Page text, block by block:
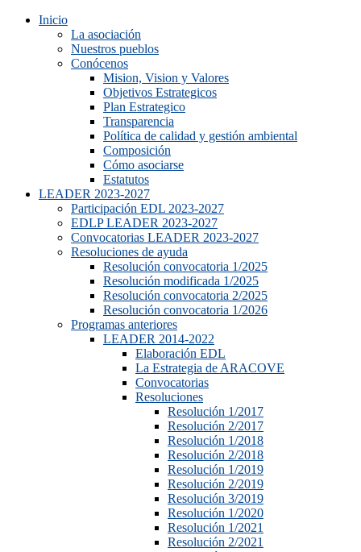
Inicio
La asociación
Nuestros pueblos
Conócenos
Mision, Vision y Valores
Objetivos Estrategicos
Plan Estrategico
Transparencia
Política de calidad y gestión ambiental
Composición
Cómo asociarse
Estatutos
LEADER 2023-2027
Participación EDL 2023-2027
EDLP LEADER 2023-2027
Convocatorias LEADER 2023-2027
Resoluciones de ayuda
Resolución convocatoria 1/2025
Resolución modificada 1/2025
Resolución convocatoria 2/2025
Resolución convocatoria 1/2026
Programas anteriores
LEADER 2014-2022
Elaboración EDL
La Estrategia de ARACOVE
Convocatorias
Resoluciones
Resolución 1/2017
Resolución 2/2017
Resolución 1/2018
Resolución 2/2018
Resolución 1/2019
Resolución 2/2019
Resolución 3/2019
Resolución 1/2020
Resolución 1/2021
Resolución 2/2021